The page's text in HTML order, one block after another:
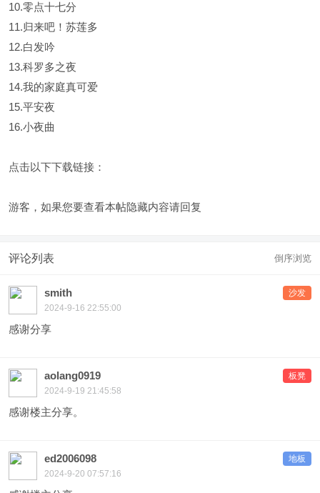
10.零点十七分
11.归来吧！苏莲多
12.白发吟
13.科罗多之夜
14.我的家庭真可爱
15.平安夜
16.小夜曲
点击以下下载链接：
游客，如果您要查看本帖隐藏内容请回复
评论列表 倒序浏览
沙发
smith
2024-9-16 22:55:00
感谢分享
板凳
aolang0919
2024-9-19 21:45:58
感谢楼主分享。
地板
ed2006098
2024-9-20 07:57:16